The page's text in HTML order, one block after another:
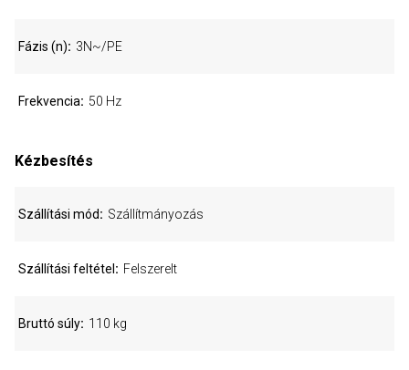
Fázis (n) 3N~/PE
Frekvencia 50 Hz
Kézbesítés
Szállítási mód Szállítmányozás
Szállítási feltétel Felszerelt
Bruttó súly 110 kg